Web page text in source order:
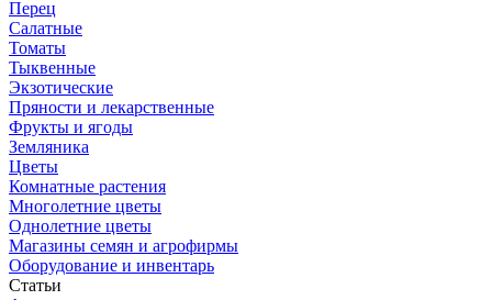
Перец
Салатные
Томаты
Тыквенные
Экзотические
Пряности и лекарственные
Фрукты и ягоды
Земляника
Цветы
Комнатные растения
Многолетние цветы
Однолетние цветы
Магазины семян и агрофирмы
Оборудование и инвентарь
Статьи